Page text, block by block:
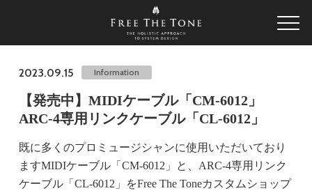
2023.09.15 Information
【発売中】MIDIケーブル「CM-6012」
ARC-4専用リンクケーブル「CL-6012」
既に多くのプロミュージシャンに使用いただいており
ますMIDIケーブル「CM-6012」と、ARC-4専用リンク
ケーブル「CL-6012」をFree The Toneカスタムショップ